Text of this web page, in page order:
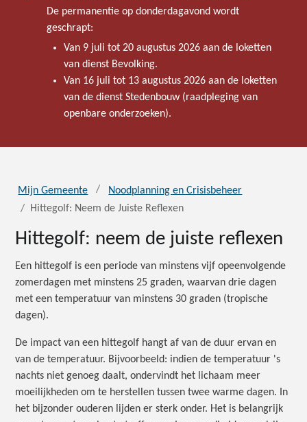
De permanentie op donderdagavond wordt
geschrapt:
Van 9 juli tot 20 augustus 2026 aan de loketten
van dienst Bevolking.
Van 16 juli tot 13 augustus 2026 aan de loketten
van de dienst Stedenbouw (raadpleging van
openbare onderzoeken).
Mijn Gemeente
Noodplanning en Crisisbeheer
Hittegolf: Neem de Juiste Reflexen
Hittegolf: neem de juiste reflexen
Een hittegolf is een periode van minstens vijf opeenvolgende
zomerdagen met minstens 25 graden, waarvan drie dagen
met een temperatuur van minstens 30 graden (tropische
dagen).
De impact van een hittegolf hangt af van de duur ervan en
van de temperatuur. Bijvoorbeeld: indien de temperatuur 's
nachts niet genoeg daalt, ondervindt het lichaam meer
moeilijkheden om te herstellen tussen twee warme dagen. In
het bijzonder ouderen lijden er sterk onder. Het is belangrijk